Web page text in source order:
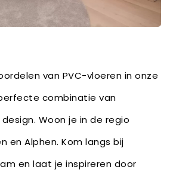
van PVC-vloeren in onze
combinatie van
Woon je in de regio
en Alphen. Kom langs bij
en laat je inspireren door